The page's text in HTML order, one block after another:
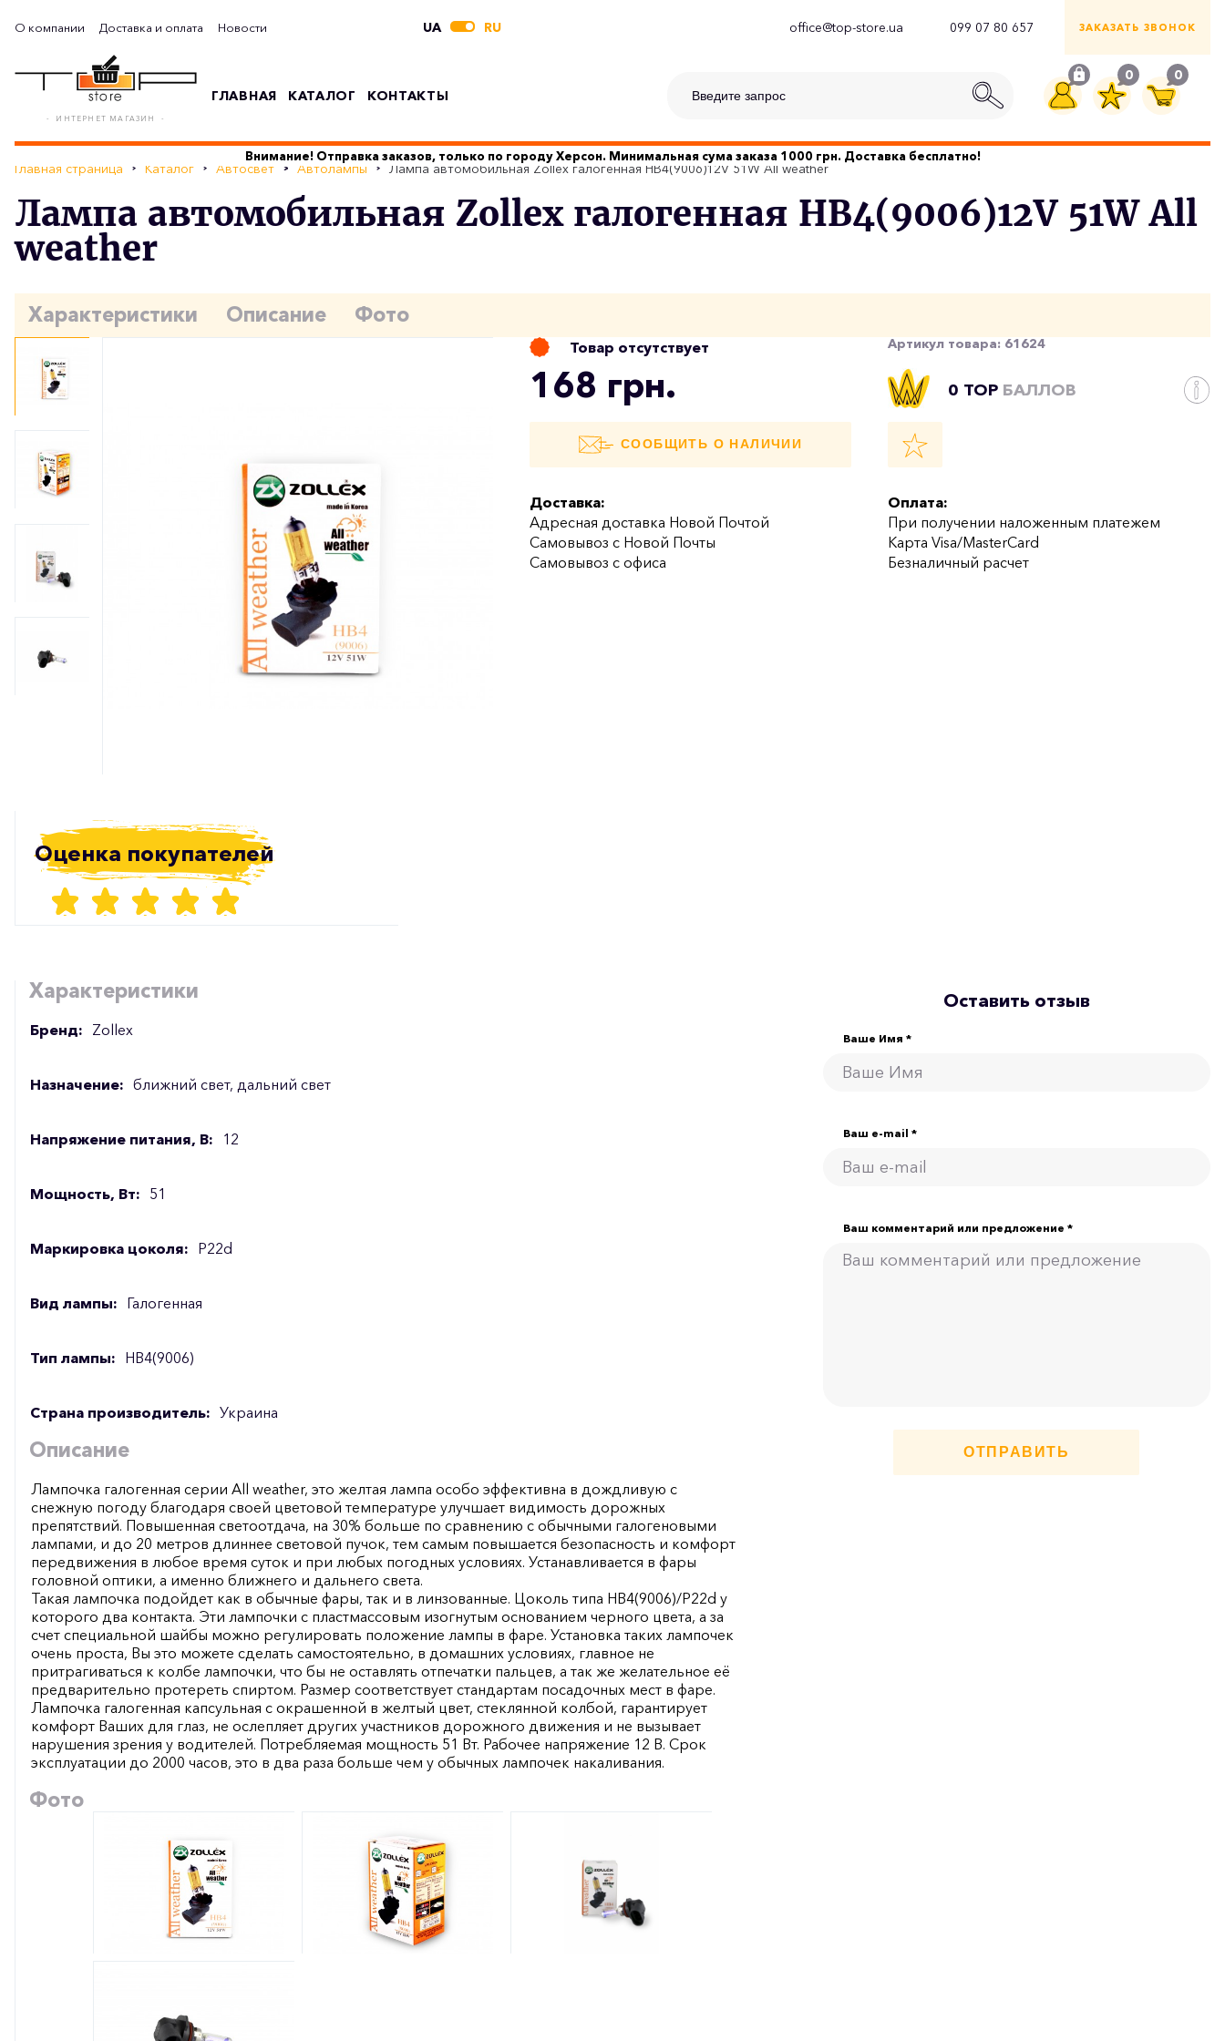
О компании Доставка и оплата Новости UA RU office@top-store.ua 099 07 80 657 ЗАКАЗАТЬ ЗВОНОК
- ИНТЕРНЕТ МАГАЗИН -
ГЛАВНАЯ КАТАЛОГ КОНТАКТЫ
0 0
Внимание! Отправка заказов, только по городу Херсон. Минимальная сума заказа 1000 грн. Доставка бесплатно!
Главная страница Каталог Автосвет Автолампы Лампа автомобильная Zollex галогенная HB4(9006)12V 51W All weather
Лампа автомобильная Zollex галогенная HB4(9006)12V 51W All
weather
Характеристики Описание Фото
Товар отсутствует Артикул товара: 61624
168 грн. 0 TOP БАЛЛОВ
СООБЩИТЬ О НАЛИЧИИ
Доставка:
Адресная доставка Новой Почтой
Самовывоз с Новой Почты
Самовывоз с офиса
Оплата:
При получении наложенным платежем
Карта Visa/MasterCard
Безналичный расчет
Оценка покупателей
Характеристики
Бренд: Zollex
Назначение: ближний свет, дальний свет
Напряжение питания, В: 12
Мощность, Вт: 51
Маркировка цоколя: P22d
Вид лампы: Галогенная
Тип лампы: HB4(9006)
Страна производитель: Украина
Описание
Лампочка галогенная серии All weather, это желтая лампа особо эффективна в дождливую с
снежную погоду благодаря своей цветовой температуре улучшает видимость дорожных
препятствий. Повышенная светоотдача, на 30% больше по сравнению с обычными галогеновыми
лампами, и до 20 метров длиннее световой пучок, тем самым повышается безопасность и комфорт
передвижения в любое время суток и при любых погодных условиях. Устанавливается в фары
головной оптики, а именно ближнего и дальнего света.
Такая лампочка подойдет как в обычные фары, так и в линзованные. Цоколь типа HB4(9006)/P22d у
которого два контакта. Эти лампочки с пластмассовым изогнутым основанием черного цвета, а за
счет специальной шайбы можно регулировать положение лампы в фаре. Установка таких лампочек
очень проста, Вы это можете сделать самостоятельно, в домашних условиях, главное не
притрагиваться к колбе лампочки, что бы не оставлять отпечатки пальцев, а так же желательное её
предварительно протереть спиртом. Размер соответствует стандартам посадочных мест в фаре.
Лампочка галогенная капсульная с окрашенной в желтый цвет, стеклянной колбой, гарантирует
комфорт Ваших для глаз, не ослепляет других участников дорожного движения и не вызывает
нарушения зрения у водителей. Потребляемая мощность 51 Вт. Рабочее напряжение 12 В. Срок
эксплуатации до 2000 часов, это в два раза больше чем у обычных лампочек накаливания.
Фото
Оставить отзыв
Ваше Имя *
Ваш e-mail *
Ваш комментарий или предложение *
ОТПРАВИТЬ